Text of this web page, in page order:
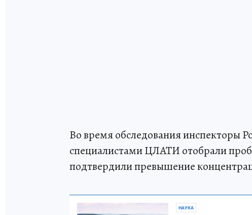
Во время обследования инспекторы
специалистами ЦЛАТИ отобрали
подтвердили превышение
НАУКА